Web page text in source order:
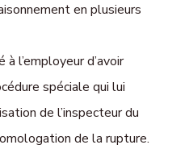
en plusieurs
l’employeur d’avoir
spéciale qui lui
de l’inspecteur du
de la rupture.